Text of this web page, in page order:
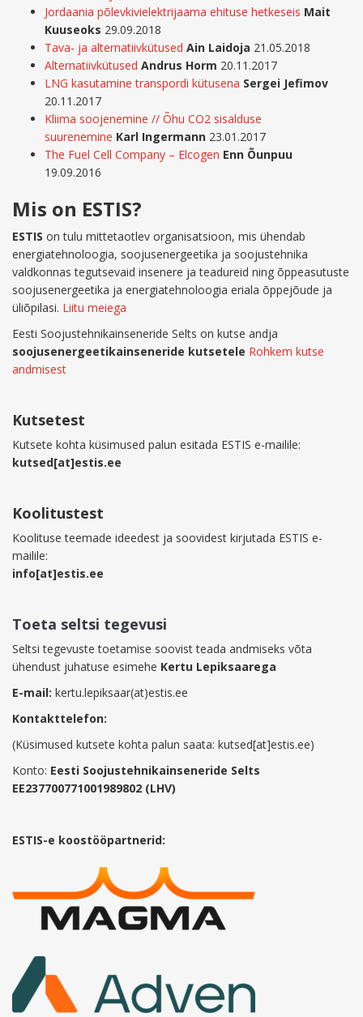
Jordaania põlevkivielektrijaama ehituse hetkeseis Mait
Kuuseoks 29.09.2018
Tava- ja alternatiivkütused Ain Laidoja 21.05.2018
Alternatiivkütused Andrus Horm 20.11.2017
LNG kasutamine transpordi kütusena Sergei Jefimov
20.11.2017
Kliima soojenemine // Õhu CO2 sisalduse
suurenemine Karl Ingermann 23.01.2017
The Fuel Cell Company – Elcogen Enn Õunpuu
19.09.2016
Mis on ESTIS?
ESTIS on tulu mittetaotlev organisatsioon, mis ühendab
energiatehnoloogia, soojusenergeetika ja soojustehnika
valdkonnas tegutsevaid insenere ja teadureid ning õppeasutuste
soojusenergeetika ja energiatehnoloogia eriala õppejõude ja
üliõpilasi. Liitu meiega
Eesti Soojustehnikainseneride Selts on kutse andja
soojusenergeetikainseneride kutsetele Rohkem kutse
andmisest
Kutsetest
Kutsete kohta küsimused palun esitada ESTIS e-mailile:
kutsed[at]estis.ee
Koolitustest
Koolituse teemade ideedest ja soovidest kirjutada ESTIS e-
mailile:
info[at]estis.ee
Toeta seltsi tegevusi
Seltsi tegevuste toetamise soovist teada andmiseks võta
ühendust juhatuse esimehe Kertu Lepiksaarega
E-mail: kertu.lepiksaar(at)estis.ee
Kontakttelefon:
(Küsimused kutsete kohta palun saata: kutsed[at]estis.ee)
Konto: Eesti Soojustehnikainseneride Selts
EE237700771001989802 (LHV)
ESTIS-e koostööpartnerid: